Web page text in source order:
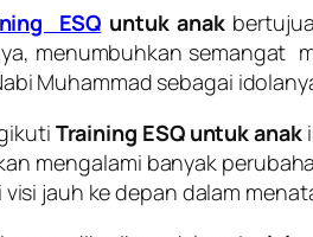
ESQ untuk anak
menumbuhkan semangat
Muhammad sebagai
Training ESQ untuk anak
mengalami banyak
visi jauh ke depan dalam